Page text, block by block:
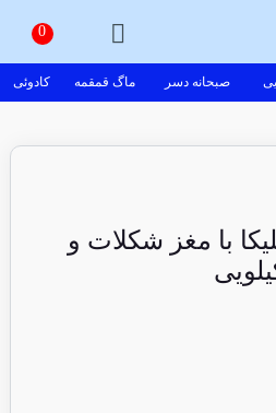
صبحانه دسر ماگ قمقمه کادوئی
با مغز شکلات و